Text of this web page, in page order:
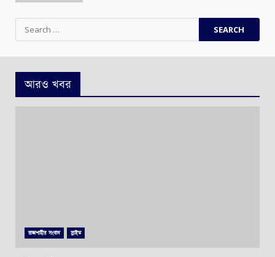
Search
for:
আরও খবর
রাজশাহীর সংবাদ স্লাইড